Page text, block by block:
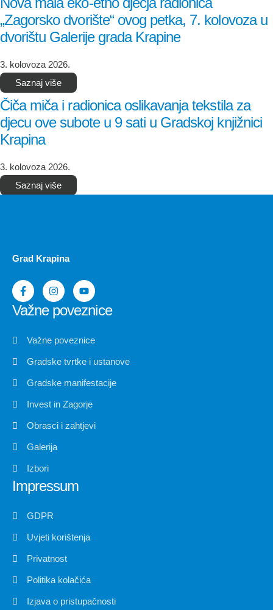
„Zagorsko dvorište“ ovog petka, 7. kolovoza u
dvorištu Galerije grada Krapine
3. kolovoza 2026.
Saznaj više
Čiča miča i radionica oslikavanja tekstila za
djecu ove subote u 9 sati u Gradskoj knjižnici
Krapina
3. kolovoza 2026.
Saznaj više
Grad Krapina
Važne poveznice
Važne poveznice
Gradske tvrtke i ustanove
Gradske manifestacije
Invest in Zagorje
Obrasci i zahtjevi
Galerija
Izbori
Impressum
GDPR
Uvjeti korištenja
Privatnost
Politika kolačića
Izjava o pristupačnosti